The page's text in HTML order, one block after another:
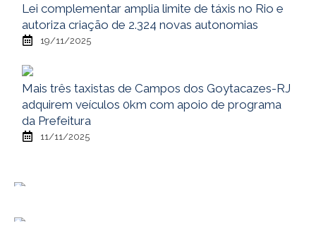
Lei complementar amplia limite de táxis no Rio e
autoriza criação de 2.324 novas autonomias
19/11/2025
Mais três taxistas de Campos dos Goytacazes-RJ
adquirem veículos 0km com apoio de programa
da Prefeitura
11/11/2025